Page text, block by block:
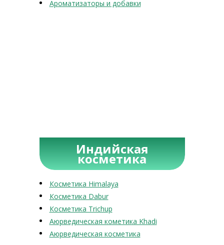
Ароматизаторы и добавки
Индийская
косметика
Косметика Himalaya
Косметика Dabur
Косметика Trichup
Аюрведическая кометика Khadi
Аюрведическая косметика